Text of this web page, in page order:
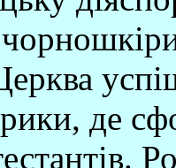
де